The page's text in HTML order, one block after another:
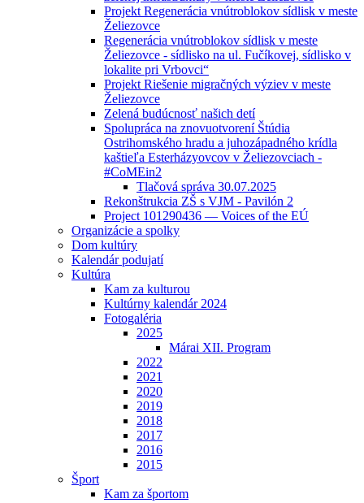
Projekt Regenerácia vnútroblokov sídlisk v meste
Želiezovce
Regenerácia vnútroblokov sídlisk v meste
Želiezovce - sídlisko na ul. Fučíkovej, sídlisko v
lokalite pri Vrbovci“
Projekt Riešenie migračných výziev v meste
Želiezovce
Zelená budúcnosť našich detí
Spolupráca na znovuotvorení Štúdia
Ostrihomského hradu a juhozápadného krídla
kaštieľa Esterházyovcov v Želiezovciach -
#CoMEin2
Tlačová správa 30.07.2025
Rekonštrukcia ZŠ s VJM - Pavilón 2
Project 101290436 — Voices of the EÚ
Organizácie a spolky
Dom kultúry
Kalendár podujatí
Kultúra
Kam za kulturou
Kultúrny kalendár 2024
Fotogaléria
2025
Márai XII. Program
2022
2021
2020
2019
2018
2017
2016
2015
Šport
Kam za športom